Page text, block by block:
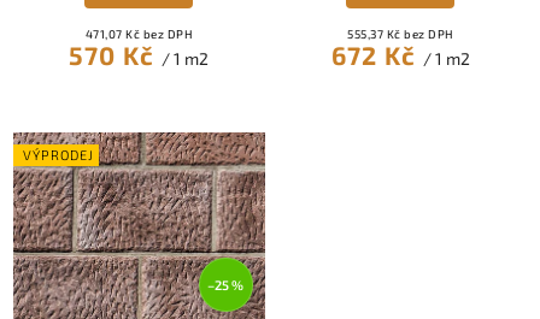
471,07 Kč bez DPH
570 Kč / 1 m2
555,37 Kč bez DPH
672 Kč / 1 m2
VÝPRODEJ
–25 %